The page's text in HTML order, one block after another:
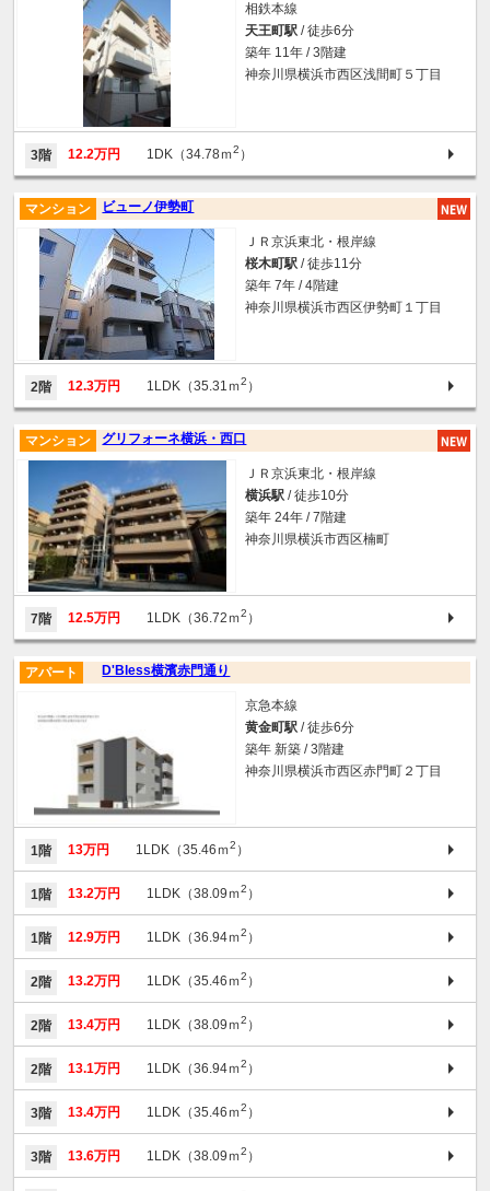
相鉄本線
天王町駅 / 徒歩6分
築年 11年 / 3階建
神奈川県横浜市西区浅間町５丁目
3階 12.2万円 1DK（34.78ｍ2 ）
ビューノ伊勢町
マンション
ＪＲ京浜東北・根岸線
桜木町駅 / 徒歩11分
築年 7年 / 4階建
神奈川県横浜市西区伊勢町１丁目
2階 12.3万円 1LDK（35.31ｍ2 ）
グリフォーネ横浜・西口
マンション
ＪＲ京浜東北・根岸線
横浜駅 / 徒歩10分
築年 24年 / 7階建
神奈川県横浜市西区楠町
7階 12.5万円 1LDK（36.72ｍ2 ）
D'Bless横濱赤門通り
アパート
京急本線
黄金町駅 / 徒歩6分
築年 新築 / 3階建
神奈川県横浜市西区赤門町２丁目
1階 13万円 1LDK（35.46ｍ2 ）
1階 13.2万円 1LDK（38.09ｍ2 ）
1階 12.9万円 1LDK（36.94ｍ2 ）
2階 13.2万円 1LDK（35.46ｍ2 ）
2階 13.4万円 1LDK（38.09ｍ2 ）
2階 13.1万円 1LDK（36.94ｍ2 ）
3階 13.4万円 1LDK（35.46ｍ2 ）
3階 13.6万円 1LDK（38.09ｍ2 ）